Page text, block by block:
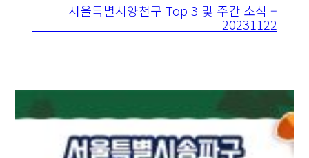
서울특별시양천구 Top 3 및 주간 소식 –
20231122